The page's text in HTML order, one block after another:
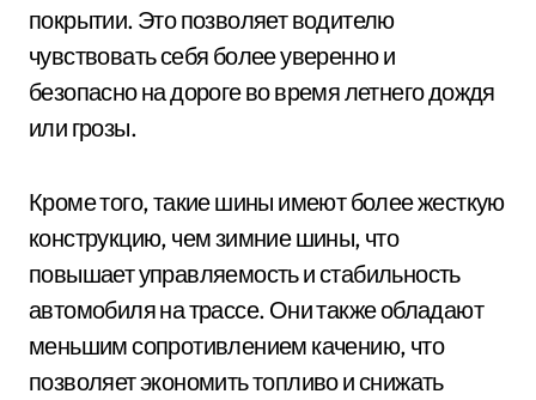
покрытии. Это позволяет водителю
чувствовать себя более уверенно и
безопасно на дороге во время летнего дождя
или грозы.
Кроме того, такие шины имеют более жесткую
конструкцию, чем зимние шины, что
повышает управляемость и стабильность
автомобиля на трассе. Они также обладают
меньшим сопротивлением качению, что
позволяет экономить топливо и снижать